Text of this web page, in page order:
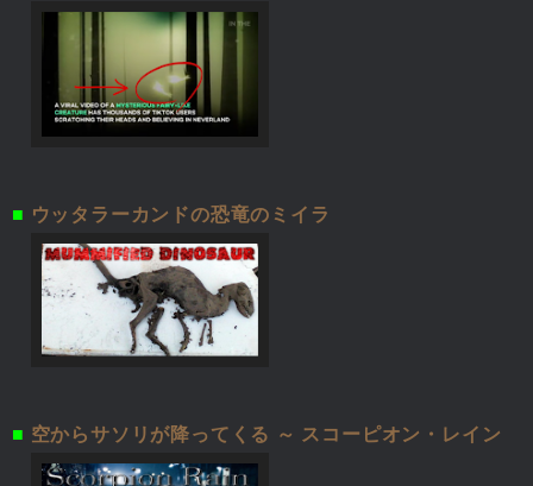
■ ウッタラーカンドの恐竜のミイラ
■ 空からサソリが降ってくる ～ スコーピオン・レイン